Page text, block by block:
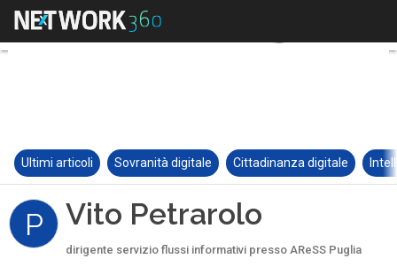
Ultimi articoli Sovranità digitale Cittadinanza digitale
P Vito Petrarolo
dirigente servizio flussi informativi presso AReSS Puglia